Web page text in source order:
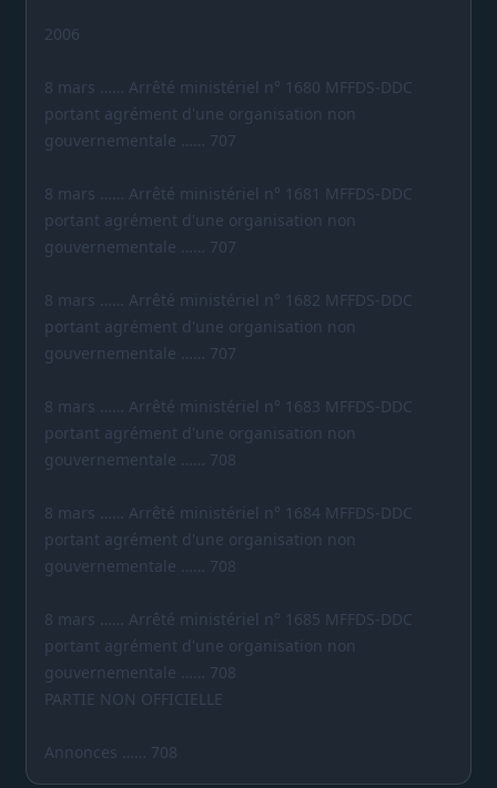
2006
8 mars …… Arrêté ministériel n° 1680 MFFDS-DDC
portant agrément d'une organisation non
gouvernementale …… 707
8 mars …… Arrêté ministériel n° 1681 MFFDS-DDC
portant agrément d'une organisation non
gouvernementale …… 707
8 mars …… Arrêté ministériel n° 1682 MFFDS-DDC
portant agrément d'une organisation non
gouvernementale …… 707
8 mars …… Arrêté ministériel n° 1683 MFFDS-DDC
portant agrément d'une organisation non
gouvernementale …… 708
8 mars …… Arrêté ministériel n° 1684 MFFDS-DDC
portant agrément d'une organisation non
gouvernementale …… 708
8 mars …… Arrêté ministériel n° 1685 MFFDS-DDC
portant agrément d'une organisation non
gouvernementale …… 708
PARTIE NON OFFICIELLE
Annonces …… 708